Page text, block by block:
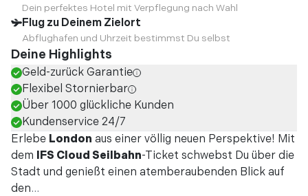
Dein perfektes Hotel mit Verpflegung nach Wahl
Flug zu Deinem Zielort
Abflughafen und Uhrzeit bestimmst Du selbst
Deine Highlights
Geld-zurück Garantie
Flexibel Stornierbar
Über 1000 glückliche Kunden
Kundenservice 24/7
Erlebe London aus einer völlig neuen Perspektive! Mit
dem IFS Cloud Seilbahn-Ticket schwebst Du über die
Stadt und genießt einen atemberaubenden Blick auf
den...